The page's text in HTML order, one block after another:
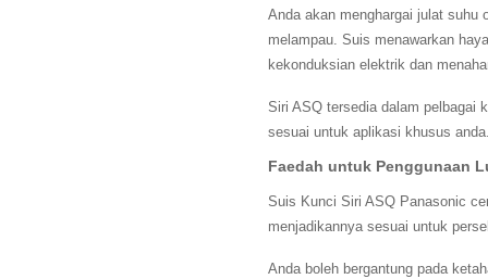
Anda akan menghargai julat suhu
melampau. Suis menawarkan
kekonduksian elektrik dan
Siri ASQ tersedia dalam pelbagai
sesuai untuk aplikasi khusus
Faedah untuk Penggunaan
Suis Kunci Siri ASQ Panasonic
menjadikannya sesuai untuk
Anda boleh bergantung pada